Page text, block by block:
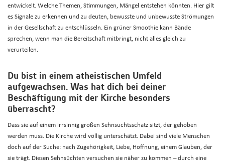
entwickelt. Welche Themen, Stimmungen, Mängel entstehen könnten. Hier gilt
es Signale zu erkennen und zu deuten, bewusste und unbewusste Strömungen
in der Gesellschaft zu entschlüsseln. Ein grüner Smoothie kann Bände
sprechen, wenn man die Bereitschaft mitbringt, nicht alles gleich zu
verurteilen.
Du bist in einem atheistischen Umfeld
aufgewachsen. Was hat dich bei deiner
Beschäftigung mit der Kirche besonders
überrascht?
Dass sie auf einem irrsinnig großen Sehnsuchtsschatz sitzt, der gehoben
werden muss. Die Kirche wird völlig unterschätzt. Dabei sind viele Menschen
doch auf der Suche: nach Zugehörigkeit, Liebe, Hoffnung, einem Glauben, der
sie trägt. Diesen Sehnsüchten versuchen sie näher zu kommen – durch eine